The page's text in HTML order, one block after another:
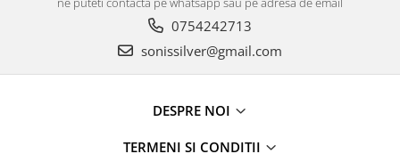
0754242713
sonissilver@gmail.com
DESPRE NOI
TERMENI SI CONDITII